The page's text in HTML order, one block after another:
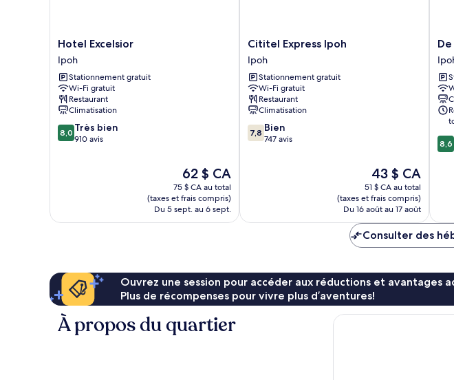
Hotel
Excelsior
Ipoh
Hotel Excelsior
Ipoh
Stationnement gratuit
Wi-Fi gratuit
Restaurant
Climatisation
8.0
sur
8,0 Très bien
910 avis
Le
prix
est
de
62 $ CA
62 $ CA
75 $ CA au total
(taxes et frais compris)
Du 5 sept. au 6 sept.
Cititel
Express
Ipoh
Ipoh
Cititel Express Ipoh
Ipoh
Stationnement gratuit
Wi-Fi gratuit
Restaurant
Climatisation
7.8
sur
7,8 Bien
747 avis
Le
prix
est
de
43 $ CA
43 $ CA
51 $ CA au total
(taxes et frais compris)
Du 16 août au 17 août
De
8.6
sur
8,6
Consulter des
Ouvrez une session pour accéder aux réductions et avantages
Plus de récompenses pour vivre plus d’aventures!
À propos du quartier